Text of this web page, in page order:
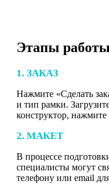
Этапы работы
1. ЗАКАЗ
Нажмите «Сделать
и тип рамки.
конструктор,
2. МАКЕТ
В процессе
специалисты могут
телефону или email